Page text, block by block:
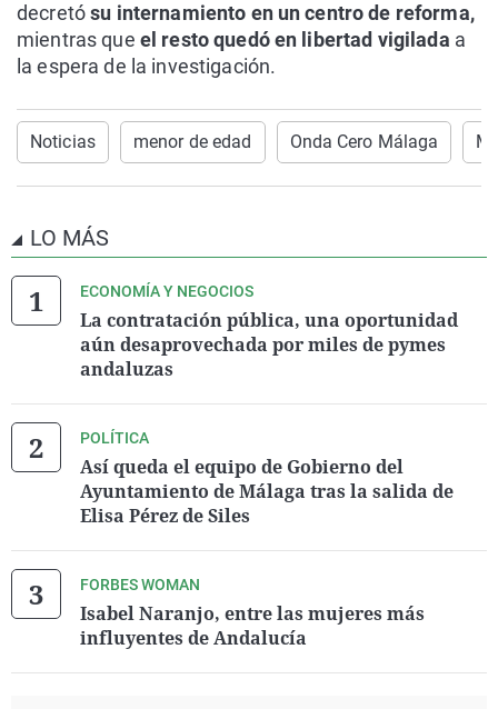
decretósu internamiento en un centro de reforma,
mientras que el resto quedó en libertad vigilada a
la espera de la investigación.
Noticias menor de edad Onda Cero Málaga
LO MÁS
ECONOMÍA Y NEGOCIOS
La contratación pública, una oportunidad
aún desaprovechada por miles de pymes
andaluzas
POLÍTICA
Así queda el equipo de Gobierno del
Ayuntamiento de Málaga tras la salida de
Elisa Pérez de Siles
FORBES WOMAN
Isabel Naranjo, entre las mujeres más
influyentes de Andalucía